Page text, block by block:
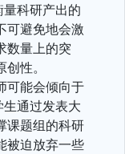
科研产出的
可避免地会激
数量上的突
性。
可能会倾向于
生通过发表大
课题组的科研
被迫放弃一些